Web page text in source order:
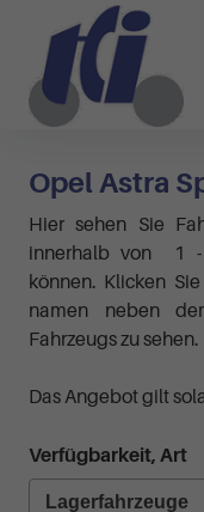
Opel Astra
Hier sehen Sie
innerhalb von 1
können. Klicken
namen neben
Fahrzeugs zu sehen.
Das Angebot gilt
Verfügbarkeit, Art